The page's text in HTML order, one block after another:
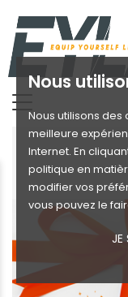
Nous
Nous utilisons
meilleure
Internet. En
politique en
modifier vos
vous pouvez le
JE